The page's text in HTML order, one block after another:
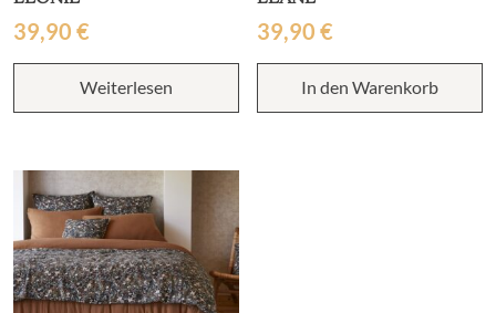
39,90 €
Weiterlesen
39,90€
In den Warenkorb